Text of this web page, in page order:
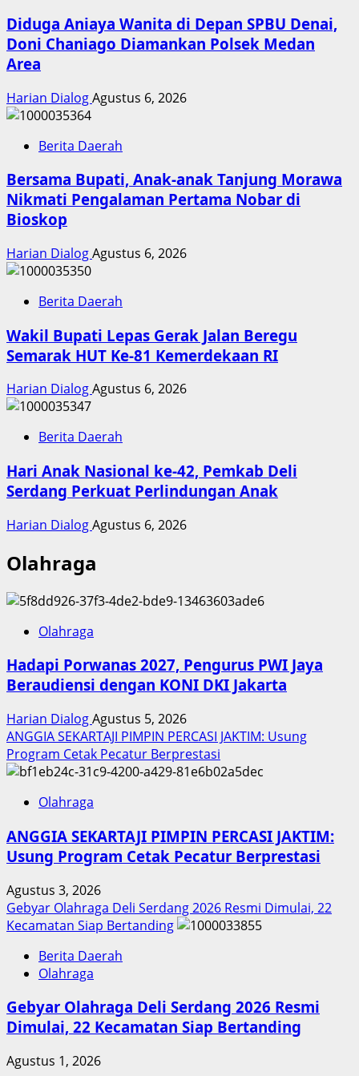
Diduga Aniaya Wanita di Depan SPBU Denai,
Doni Chaniago Diamankan Polsek Medan
Area
Harian DialogAgustus 6, 2026
Berita Daerah
Bersama Bupati, Anak-anak Tanjung Morawa
Nikmati Pengalaman Pertama Nobar di
Bioskop
Harian DialogAgustus 6, 2026
Berita Daerah
Wakil Bupati Lepas Gerak Jalan Beregu
Semarak HUT Ke-81 Kemerdekaan RI
Harian DialogAgustus 6, 2026
Berita Daerah
Hari Anak Nasional ke-42, Pemkab Deli
Serdang Perkuat Perlindungan Anak
Harian DialogAgustus 6, 2026
Olahraga
Olahraga
Hadapi Porwanas 2027, Pengurus PWI Jaya
Beraudiensi dengan KONI DKI Jakarta
Harian DialogAgustus 5, 2026
ANGGIA SEKARTAJI PIMPIN PERCASI JAKTIM: Usung
Program Cetak Pecatur Berprestasi
Olahraga
ANGGIA SEKARTAJI PIMPIN PERCASI JAKTIM:
Usung Program Cetak Pecatur Berprestasi
Agustus 3, 2026
Gebyar Olahraga Deli Serdang 2026 Resmi Dimulai, 22
Kecamatan Siap Bertanding
Berita Daerah
Olahraga
Gebyar Olahraga Deli Serdang 2026 Resmi
Dimulai, 22 Kecamatan Siap Bertanding
Agustus 1, 2026